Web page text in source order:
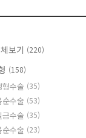
보기 (220)
(158)
형수술 (35)
순수술 (53)
금수술 (35)
순수술 (23)